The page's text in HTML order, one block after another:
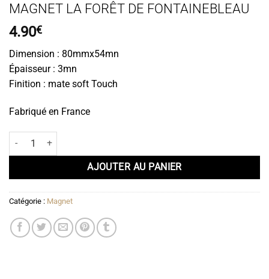
MAGNET LA FORÊT DE FONTAINEBLEAU
4.90€
Dimension : 80mmx54mn
Épaisseur : 3mn
Finition : mate soft Touch
Fabriqué en France
quantité de Magnet La forêt de Fontainebleau
AJOUTER AU PANIER
Catégorie : Magnet